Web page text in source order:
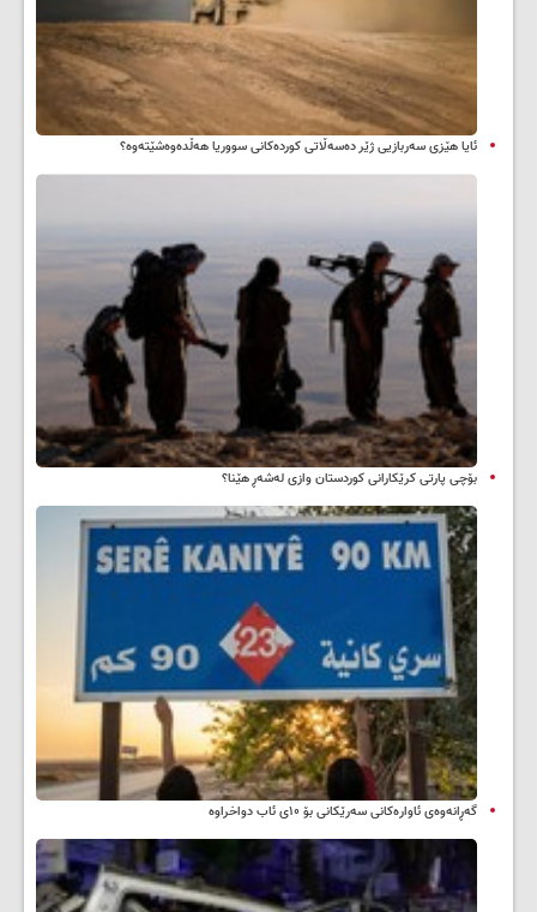
ئایا هێزی سەربازیی ژێر دەسەڵاتی کوردەکانی سووریا هەڵدەوەشێتەوە؟
بۆچی پارتی کرێکارانی کوردستان وازی لەشەڕ هێنا؟
گەڕانەوەی ئاوارەکانی سەرێکانی بۆ ۱۰ی ئاب دواخراوە